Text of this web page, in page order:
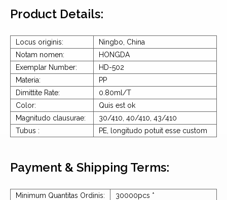
Product Details:
Locus originis:
Ningbo, China
Notam nomen:
HONGDA
Exemplar Number:
HD-502
Materia:
PP
Dimittite Rate:
0.80ml/T
Color:
Quis est ok
Magnitudo clausurae:
30/410, 40/410, 43/410
Tubus :
PE, longitudo potuit esse custom
Payment & Shipping Terms:
Minimum Quantitas Ordinis:
30000pcs *